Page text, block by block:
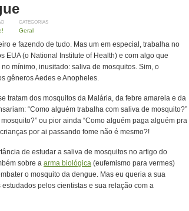
CATEGORIAS
Geral
e fazendo de tudo. Mas um em especial, trabalha no
EUA (o National Institute of Health) e com algo que
mínimo, inusitado: saliva de mosquitos. Sim, o
gêneros Aedes e Anopheles.
tratam dos mosquitos da Malária, da febre amarela e da
“Como alguém trabalha com saliva de mosquito?”
ou pior ainda “Como alguém paga alguém pra
por ai passando fome não é mesmo?!
de estudar a saliva de mosquitos no artigo do
sobre a arma biológica (eufemismo para vermes)
o mosquito da dengue. Mas eu queria a sua
pelos cientistas e sua relação com a